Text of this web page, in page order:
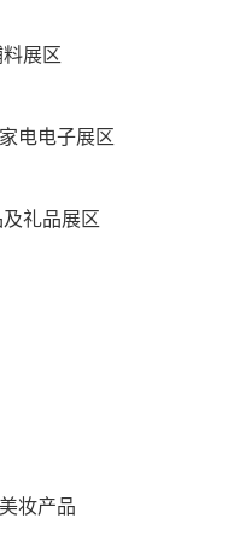
展区
电电子展区
礼品展区
妆产品